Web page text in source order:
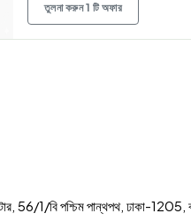
তুলনা করুন 1 টি অফার
56/1/বি পশ্চিম পান্থপথ, ঢাকা-1205,